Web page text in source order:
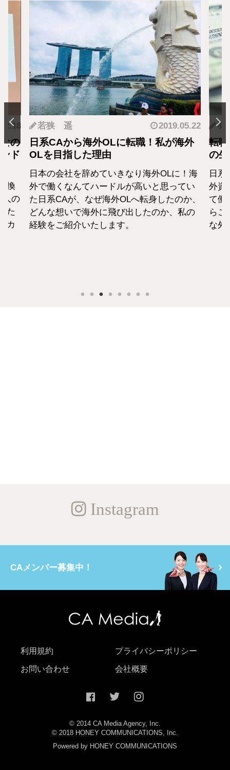
の
ド
換
人の
た
カ
若狭 遥 2019.05.22
日系CAから海外OLに転職！私が海外
OLを目指した理由
日本の会社を辞めていきなり海外OLに！海
外で働くなんてハードルが高いと思ってい
た日系CAが、なぜ海外OLへ転身したのか、
どんな想いで海外に飛び出したのか、私の
経験をご紹介いたします。
羽
転
の
日
外資
て働
らこ
な外
Instagram
CAメンバー募集中！
利用規約 プライバシーポリシー
お問い合わせ 会社概要
© 2014 CA Media Agency, Inc.
© 2018 HONEY COMMUNICATIONS, Inc.
Powered by HONEY COMMUNICATIONS